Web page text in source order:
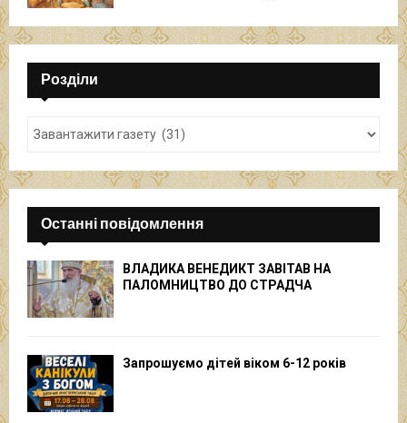
Розділи
Останні повідомлення
ВЛАДИКА ВЕНЕДИКТ ЗАВІТАВ НА
ПАЛОМНИЦТВО ДО СТРАДЧА
Запрошуємо дітей віком 6-12 років